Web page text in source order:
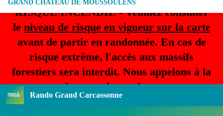
RISQUE INCENDIE - Veuillez consulter
le niveau de risque en vigueur sur la carte
avant de partir en randonnée. En cas de
risque extrême, l'accès aux massifs
forestiers sera interdit. Nous appelons à la
plus grande prudence.
Rando Grand Carcassonne
GRAND CHATEAU DE MOUSSOULENS